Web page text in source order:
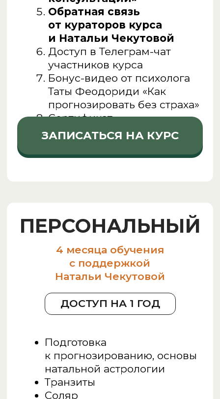
Какое будущее меня ждет?
Как научиться отвечать на вопрос
клиента «Когда у меня будет…»?
заглядывать в будущее?
Как с помощью прогноза обезопасить себя и своих близких?
ХОЧУ НА КУРС
Ирина Чукреева
Большой курс астрологии
Большой курс астрологии ПРО
Бесплатный курс